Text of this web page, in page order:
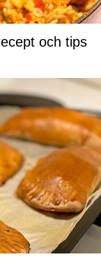
och tips